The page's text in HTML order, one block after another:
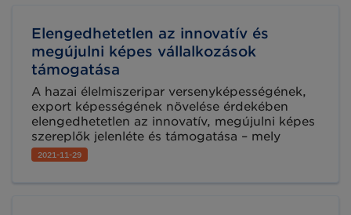
Elengedhetetlen az innovatív és
megújulni képes vállalkozások
támogatása
A hazai élelmiszeripar versenyképességének,
export képességének növelése érdekében
elengedhetetlen az innovatív, megújulni képes
szereplők jelenléte és támogatása – mely
célokra nagy hangsúlyt fektetünk az
ágazatfejlesztése során – jelentette ki az
2021-11-29